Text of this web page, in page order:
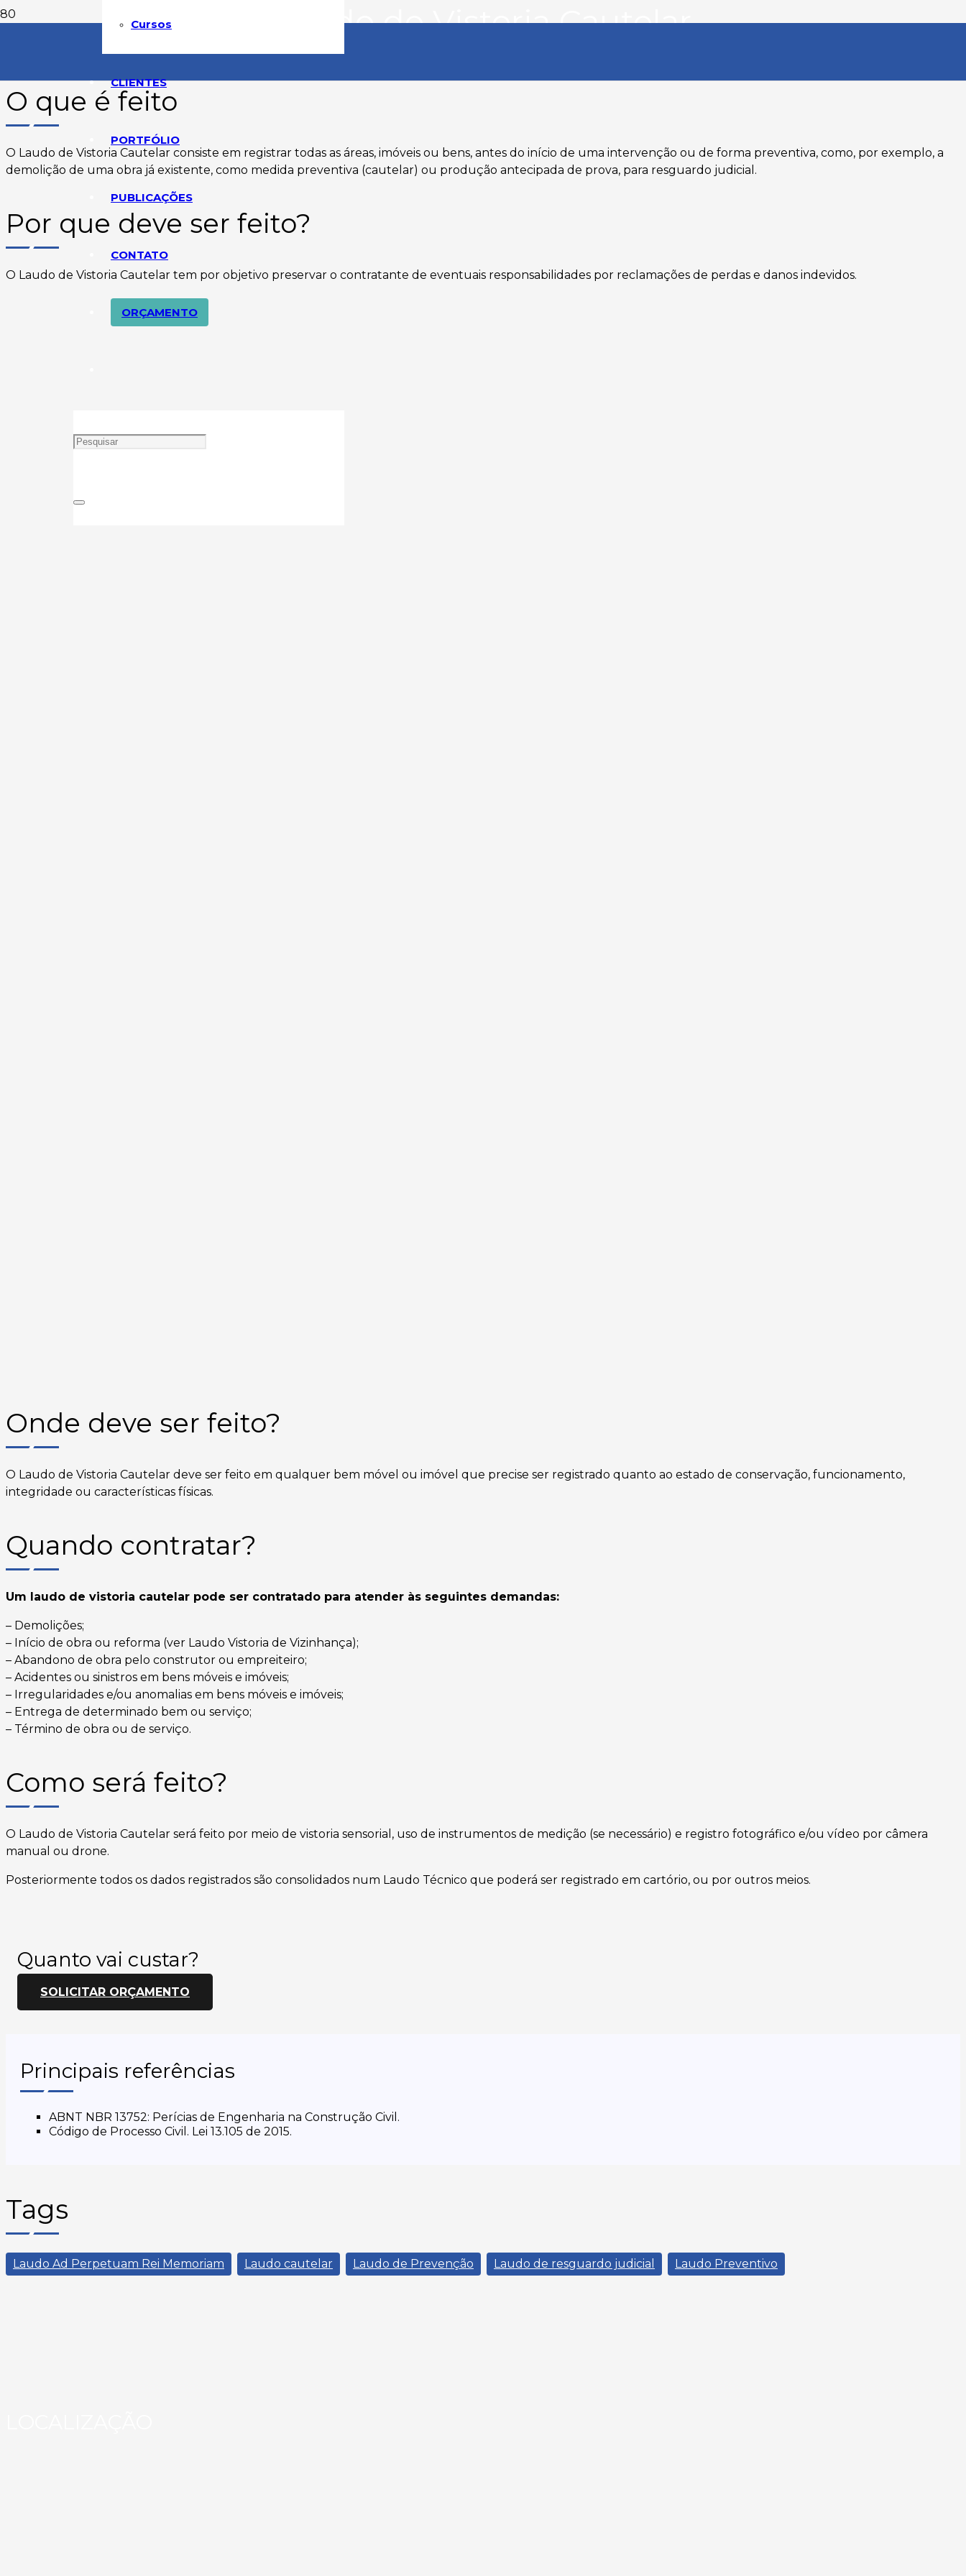
Cursos
CLIENTES
PORTFÓLIO
PUBLICAÇÕES
CONTATO
ORÇAMENTO
Laudo de Vistoria Cautelar
O que é feito
O Laudo de Vistoria Cautelar consiste em registrar todas as áreas, imóveis ou bens, antes do início de uma intervenção ou de forma preventiva, como, por exemplo, a
demolição de uma obra já existente, como medida preventiva (cautelar) ou produção antecipada de prova, para resguardo judicial.
Por que deve ser feito?
O Laudo de Vistoria Cautelar tem por objetivo preservar o contratante de eventuais responsabilidades por reclamações de perdas e danos indevidos.
Onde deve ser feito?
O Laudo de Vistoria Cautelar deve ser feito em qualquer bem móvel ou imóvel que precise ser registrado quanto ao estado de conservação, funcionamento,
integridade ou características físicas.
Quando contratar?
Um laudo de vistoria cautelar pode ser contratado para atender às seguintes demandas:
– Demolições;
– Início de obra ou reforma (ver Laudo Vistoria de Vizinhança);
– Abandono de obra pelo construtor ou empreiteiro;
– Acidentes ou sinistros em bens móveis e imóveis;
– Irregularidades e/ou anomalias em bens móveis e imóveis;
– Entrega de determinado bem ou serviço;
– Término de obra ou de serviço.
Como será feito?
O Laudo de Vistoria Cautelar será feito por meio de vistoria sensorial, uso de instrumentos de medição (se necessário) e registro fotográfico e/ou vídeo por câmera
manual ou drone.
Posteriormente todos os dados registrados são consolidados num Laudo Técnico que poderá ser registrado em cartório, ou por outros meios.
Quanto vai custar?
SOLICITAR ORÇAMENTO
Principais referências
ABNT NBR 13752: Perícias de Engenharia na Construção Civil.
Código de Processo Civil. Lei 13.105 de 2015.
Tags
Laudo Ad Perpetuam Rei Memoriam Laudo cautelar Laudo de Prevenção Laudo de resguardo judicial Laudo Preventivo